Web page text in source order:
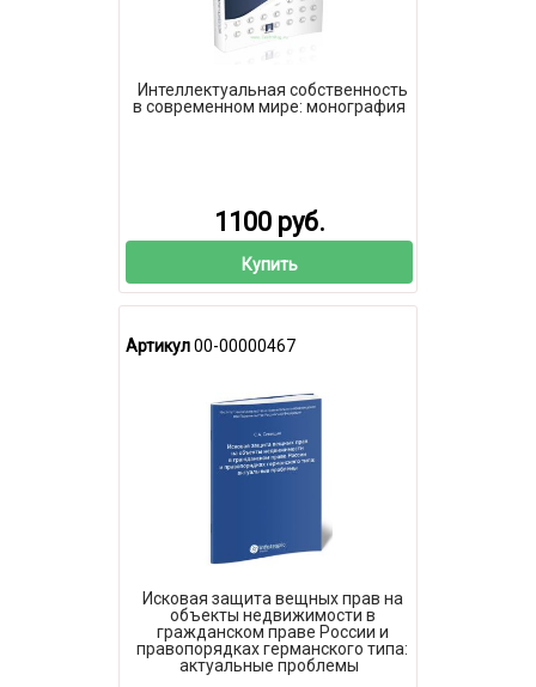
Интеллектуальная собственность
в современном мире: монография
1100 руб.
Купить
Артикул00-00000467
Исковая защита вещных прав на
объекты недвижимости в
гражданском праве России и
правопорядках германского типа:
актуальные проблемы